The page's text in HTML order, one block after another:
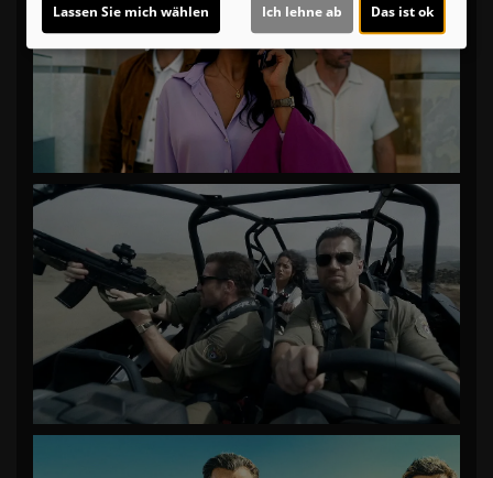
Lassen Sie mich wählen Ich lehne ab Das ist ok